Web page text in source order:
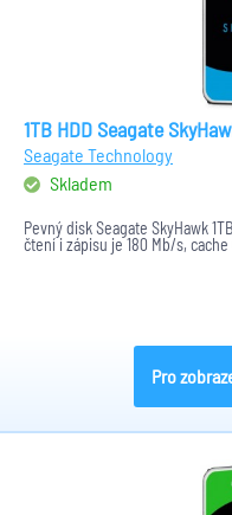
1TB HDD Seagate
Seagate Technology
Skladem
Pevný disk Seagate SkyHawk
čtení i zápisu je 180 Mb/s, cache
Pro